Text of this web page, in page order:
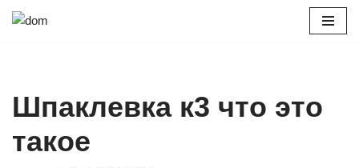
Шпаклевка к3 что это
такое